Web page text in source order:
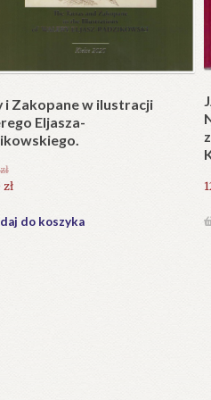
składany). Wydanie
do koszyka